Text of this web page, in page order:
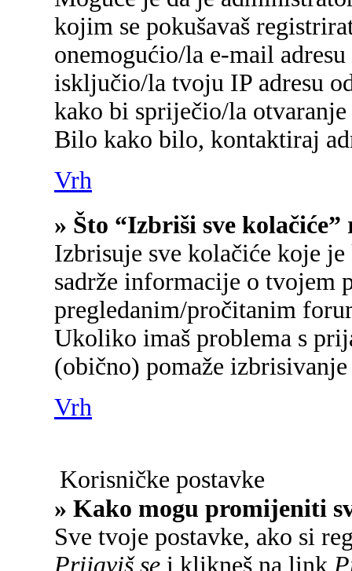
kojim se pokušavaš
onemogućio/la e-mail
isključio/la tvoju IP adresu
kako bi spriječio/la
Bilo kako bilo, kontaktiraj
Vrh
» Što “Izbriši sve kolačiće”
Izbrisuje sve kolačiće koje
sadrže informacije o tvojem
pregledanim/pročitanim
Ukoliko imaš problema s
(obično) pomaže
Vrh
Korisničke postavke
» Kako mogu promijeniti
Sve tvoje postavke, ako si
Prijaviš se i klikneš na link